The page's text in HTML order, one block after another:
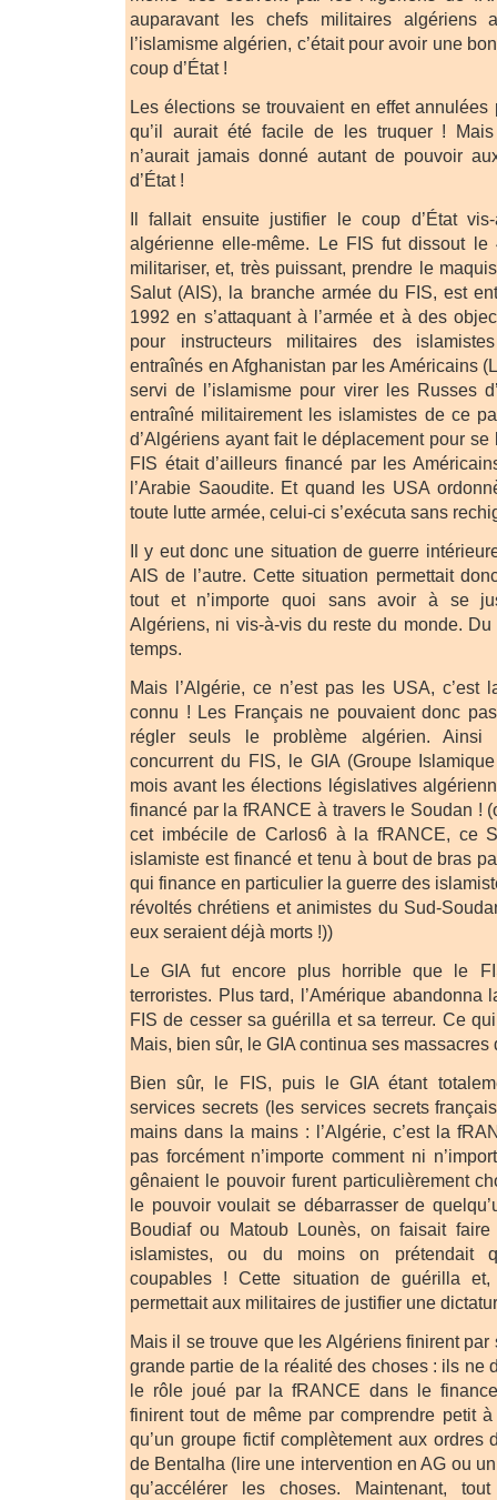
auparavant les chefs militaires algériens
l’islamisme algérien, c’était pour avoir une
coup d’État !
Les élections se trouvaient en effet annulées
qu’il aurait été facile de les truquer !
n’aurait jamais donné autant de pouvoir
d’État !
Il fallait ensuite justifier le coup d’État
algérienne elle-même. Le FIS fut dissout
militariser, et, très puissant, prendre le
Salut (AIS), la branche armée du FIS, est
1992 en s’attaquant à l’armée et à des
pour instructeurs militaires des
entraînés en Afghanistan par les Américains
servi de l’islamisme pour virer les Russes
entraîné militairement les islamistes de ce
d’Algériens ayant fait le déplacement pour
FIS était d’ailleurs financé par les
l’Arabie Saoudite. Et quand les USA
toute lutte armée, celui-ci s’exécuta sans
Il y eut donc une situation de guerre
AIS de l’autre. Cette situation permettait
tout et n’importe quoi sans avoir à se
Algériens, ni vis-à-vis du reste du monde.
temps.
Mais l’Algérie, ce n’est pas les USA, c’est
connu ! Les Français ne pouvaient donc
régler seuls le problème algérien.
concurrent du FIS, le GIA (Groupe
mois avant les élections législatives
financé par la fRANCE à travers le Soudan !
cet imbécile de Carlos6 à la fRANCE, ce
islamiste est financé et tenu à bout de bras
qui finance en particulier la guerre des
révoltés chrétiens et animistes du Sud-
eux seraient déjà morts !))
Le GIA fut encore plus horrible que le
terroristes. Plus tard, l’Amérique abandonna
FIS de cesser sa guérilla et sa terreur. Ce
Mais, bien sûr, le GIA continua ses massacres
Bien sûr, le FIS, puis le GIA étant
services secrets (les services secrets
mains dans la mains : l’Algérie, c’est la
pas forcément n’importe comment ni
gênaient le pouvoir furent particulièrement
le pouvoir voulait se débarrasser de
Boudiaf ou Matoub Lounès, on faisait
islamistes, ou du moins on prétendait
coupables ! Cette situation de guérilla et,
permettait aux militaires de justifier une
Mais il se trouve que les Algériens finirent par
grande partie de la réalité des choses : ils ne
le rôle joué par la fRANCE dans le
finirent tout de même par comprendre petit
qu’un groupe fictif complètement aux ordres
de Bentalha (lire une intervention en AG ou
qu’accélérer les choses. Maintenant,